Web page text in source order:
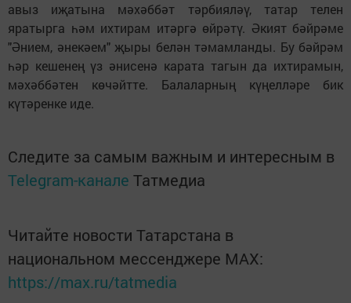
авыз иҗатына мәхәббәт тәрбияләү, татар телен
яратырга һәм ихтирам итәргә өйрәтү. Әкият бәйрәме
"Әнием, әнекәем" җыры белән тәмамланды. Бу бәйрәм
һәр кешенең үз әнисенә карата тагын да ихтирамын,
мәхәббәтен көчәйтте. Балаларның күңелләре бик
күтәренке иде.
Следите за самым важным и интересным в
Telegram-канале Татмедиа
Читайте новости Татарстана в
национальном мессенджере MАХ:
https://max.ru/tatmedia